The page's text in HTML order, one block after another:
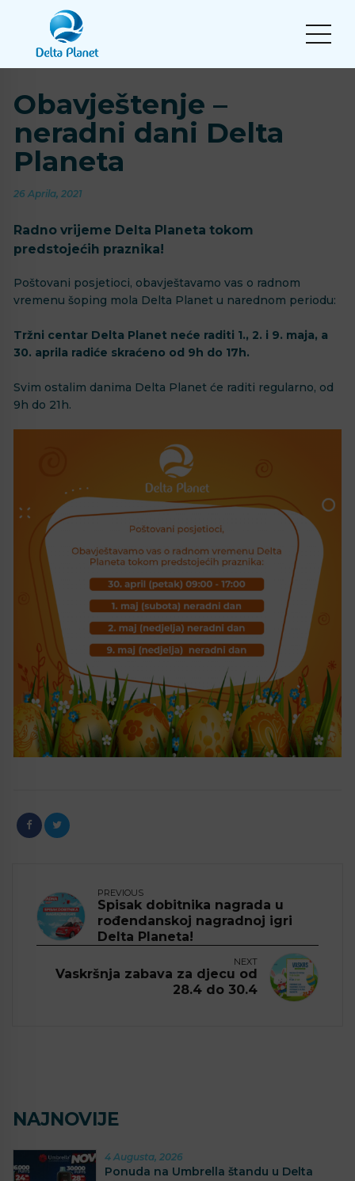
Obavještenje –
neradni dani Delta
Planeta
26 Aprila, 2021
Radno vrijeme Delta Planeta tokom
predstojećih praznika!
Poštovani posjetioci, obavještavamo vas o radnom
vremenu šoping mola Delta Planet u narednom periodu:
Tržni centar Delta Planet neće raditi 1., 2. i 9. maja, a
30. aprila radiće skraćeno od 9h do 17h. ⁣⁣
Svim ostalim danima Delta Planet će raditi regularno, od
9h do 21h. ⁣⁣
PREVIOUS
Spisak dobitnika nagrada u
rođendanskoj nagradnoj igri
Delta Planeta!
NEXT
Vaskršnja zabava za djecu od
28.4 do 30.4
NAJNOVIJE
4 Augusta, 2026
Ponuda na Umbrella štandu u Delta